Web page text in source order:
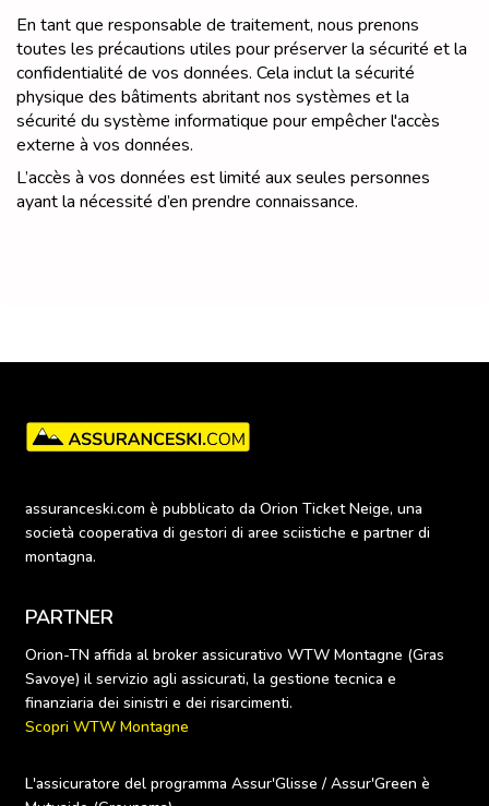
En tant que responsable de traitement, nous prenons
toutes les précautions utiles pour préserver la sécurité et la
confidentialité de vos données. Cela inclut la sécurité
physique des bâtiments abritant nos systèmes et la
sécurité du système informatique pour empêcher l'accès
externe à vos données.
L’accès à vos données est limité aux seules personnes
ayant la nécessité d’en prendre connaissance.
assuranceski.com è pubblicato da Orion Ticket Neige, una
società cooperativa di gestori di aree sciistiche e partner di
montagna.
PARTNER
Orion-TN affida al broker assicurativo WTW Montagne (Gras
Savoye) il servizio agli assicurati, la gestione tecnica e
Scopri WTW Montagne
L'assicuratore del programma Assur'Glisse / Assur'Green è